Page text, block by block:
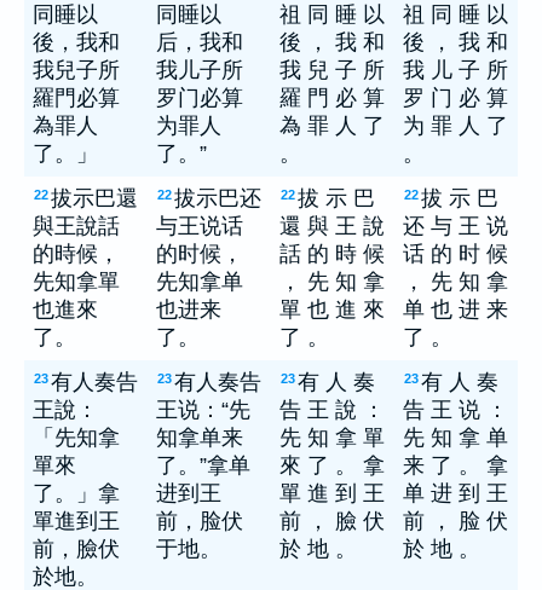
同睡以
後，我和
我兒子所
羅門必算
為罪人
了。」
同睡以
后，我和
我儿子所
罗门必算
为罪人
了。”
祖 同 睡 以
後 ， 我 和
我 兒 子 所
羅 門 必 算
為 罪 人 了
。
祖 同 睡 以
後 ， 我 和
我 儿 子 所
罗 门 必 算
为 罪 人 了
。
22拔示巴還
與王說話
的時候，
先知拿單
也進來
了。
22拔示巴还
与王说话
的时候，
先知拿单
也进来
了。
22拔 示 巴
還 與 王 說
話 的 時 候
， 先 知 拿
單 也 進 來
了 。
22拔 示 巴
还 与 王 说
话 的 时 候
， 先 知 拿
单 也 进 来
了 。
23有人奏告
王說：
「先知拿
單來
了。」拿
單進到王
前，臉伏
於地。
23有人奏告
王说：“先
知拿单来
了。”拿单
进到王
前，脸伏
于地。
23有 人 奏
告 王 說 ：
先 知 拿 單
來 了 。 拿
單 進 到 王
前 ， 臉 伏
於 地 。
23有 人 奏
告 王 说 ：
先 知 拿 单
来 了 。 拿
单 进 到 王
前 ， 脸 伏
於 地 。